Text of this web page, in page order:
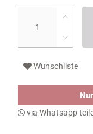
Wunschliste
via Whatsapp